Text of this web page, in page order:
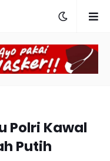
Polri Kawal
Putih